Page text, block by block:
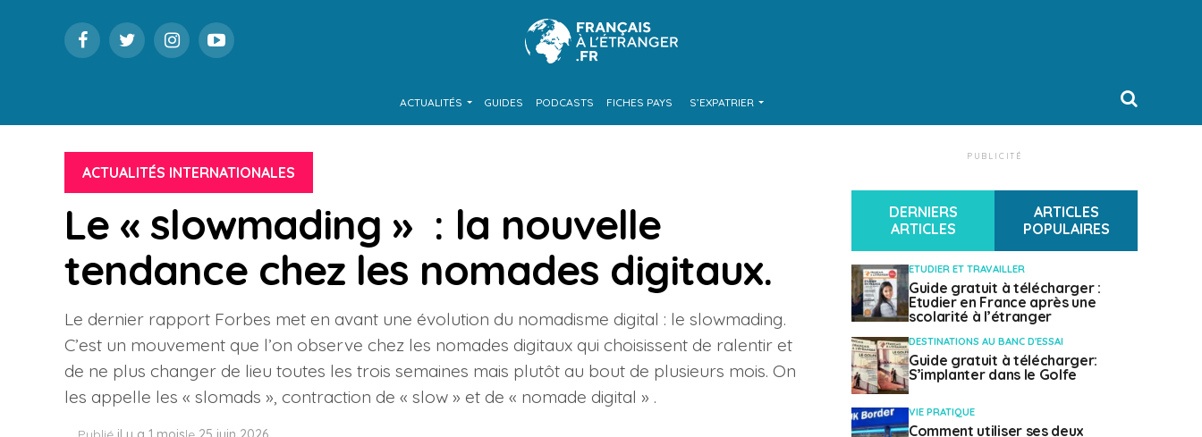
ACTUALITÉS GUIDES PODCASTS FICHES PAYS S’EXPATRIER
ACTUALITÉS INTERNATIONALES
Le « slowmading » : la nouvelle
tendance chez les nomades digitaux.
Le dernier rapport Forbes met en avant une évolution du nomadisme digital : le slowmading.
C’est un mouvement que l’on observe chez les nomades digitaux qui choisissent de ralentir et
de ne plus changer de lieu toutes les trois semaines mais plutôt au bout de plusieurs mois. On
les appelle les « slomads », contraction de « slow » et de « nomade digital » .
PUBLICITÉ
DERNIERS
ARTICLES
ARTICLES
POPULAIRES
ETUDIER ET TRAVAILLER
Guide gratuit à télécharger :
Etudier en France après une
scolarité à l’étranger
DESTINATIONS AU BANC D'ESSAI
Guide gratuit à télécharger:
S’implanter dans le Golfe
VIE PRATIQUE
Comment utiliser ses deux